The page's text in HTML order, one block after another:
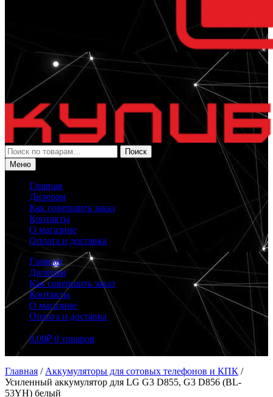
Искать:
Поиск
Меню
Главная
Дилерам
Как совершить заказ
Контакты
О магазине
Оплата и доставка
Главная
Дилерам
Как совершить заказ
Контакты
О магазине
Оплата и доставка
0.00₽ 0 товаров
Главная / Аккумуляторы для сотовых телефонов и КПК /
Усиленный аккумулятор для LG G3 D855, G3 D856 (BL-
53YH) белый